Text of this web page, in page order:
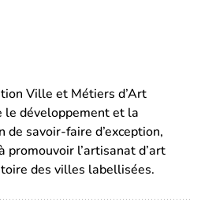
un
onglet)onglet)
Ville et Métiers d’Art
le développement et la
de savoir-faire d’exception,
promouvoir l’artisanat d’art
des villes labellisées.